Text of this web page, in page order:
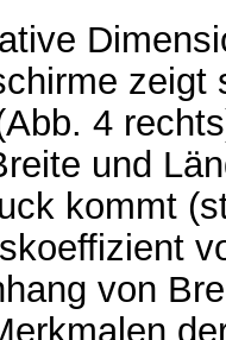
zeigt
4
und
kommt
von